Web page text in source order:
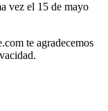
vez el 15 de mayo
te agradecemos